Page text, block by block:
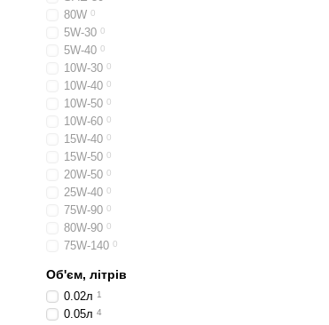
80W 0
5W-30 0
5W-40 0
10W-30 0
10W-40 0
10W-50 0
10W-60 0
15W-40 0
15W-50 0
20W-50 0
25W-40 0
75W-90 0
80W-90 0
75W-140 0
Об'єм, літрів
0.02л 1
0.05л 4